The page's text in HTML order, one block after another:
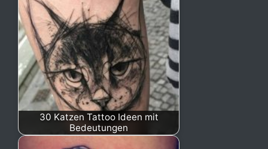
30 Katzen Tattoo Ideen mit
Bedeutungen